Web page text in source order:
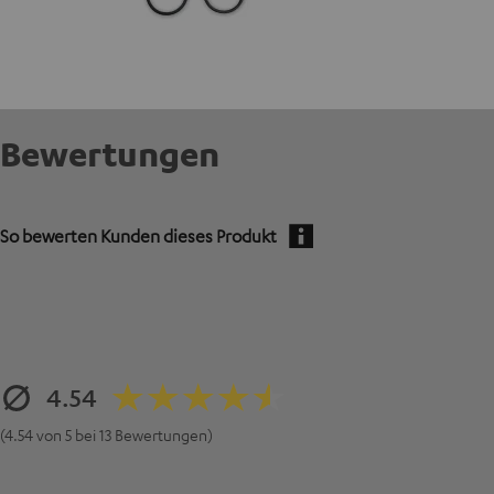
Bewertungen
So bewerten Kunden dieses Produkt
4.54
(4.54 von 5 bei 13 Bewertungen)